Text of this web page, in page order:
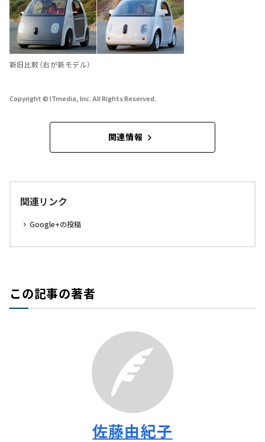
新旧比較（右が新モデル）
Copyright © ITmedia, Inc. All Rights Reserved.
関連情報
関連リンク
Google+の投稿
この記事の著者
佐藤由紀子